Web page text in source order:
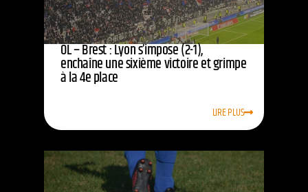
OL – Brest : Lyon s’impose (2-1),
enchaîne une sixième victoire et grimpe
à la 4e place
LIRE PLUS